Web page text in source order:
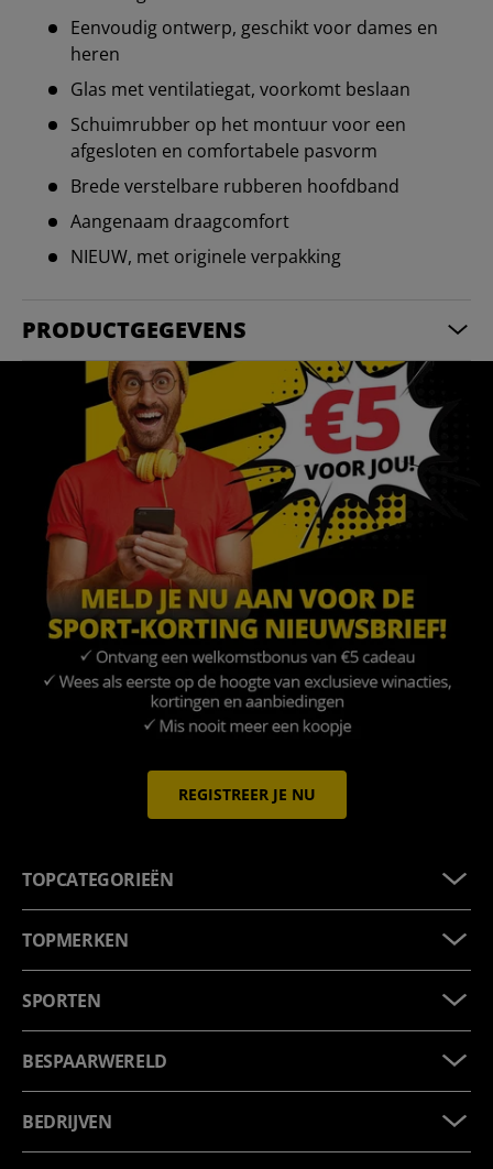
Eenvoudig ontwerp, geschikt voor dames en
heren
Glas met ventilatiegat, voorkomt beslaan
Schuimrubber op het montuur voor een
afgesloten en comfortabele pasvorm
Brede verstelbare rubberen hoofdband
Aangenaam draagcomfort
NIEUW, met originele verpakking
PRODUCTGEGEVENS
REGISTREER JE NU
TOPCATEGORIEËN
TOPMERKEN
SPORTEN
BESPAARWERELD
BEDRIJVEN